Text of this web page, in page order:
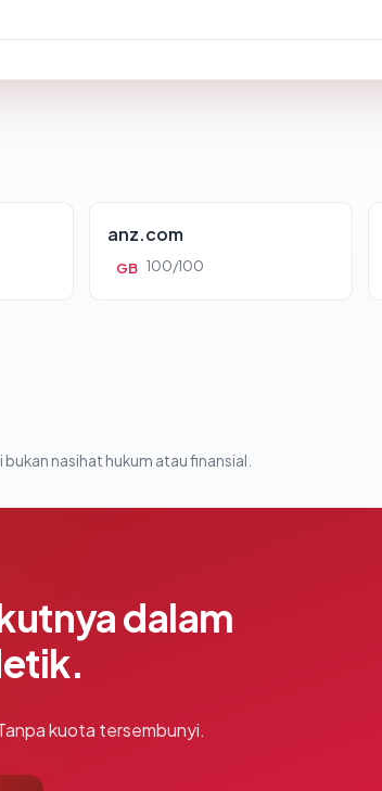
anz.com
GB 100/100
nasihat hukum atau finansial.
dalam
kuota tersembunyi.